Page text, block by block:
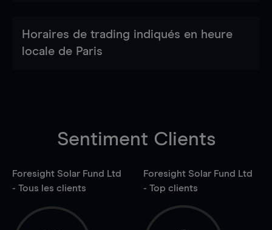
Horaires de trading indiqués en heure
locale de Paris
Sentiment Clients
Foresight Solar Fund Ltd
- Tous les clients
Foresight Solar Fund Ltd
- Top clients